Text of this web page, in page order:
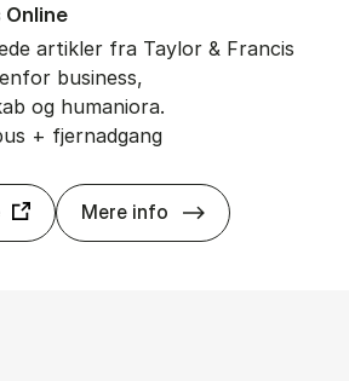
On­li­ne
artikler fra Taylor & Francis
business,
og humaniora.
+ fjernadgang
Mere info Tay­l­or &